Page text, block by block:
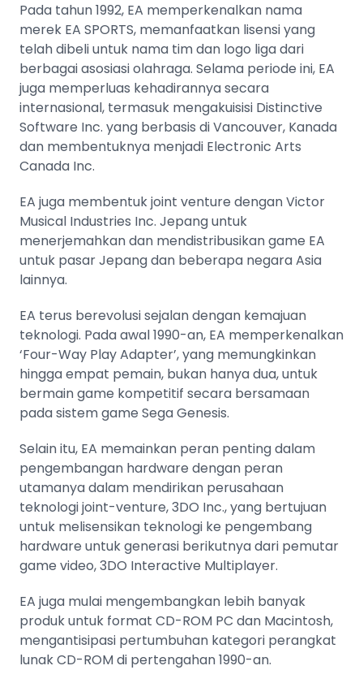
Pada tahun 1992, EA memperkenalkan nama
merek EA SPORTS, memanfaatkan lisensi yang
telah dibeli untuk nama tim dan logo liga dari
berbagai asosiasi olahraga. Selama periode ini, EA
juga memperluas kehadirannya secara
internasional, termasuk mengakuisisi Distinctive
Software Inc. yang berbasis di Vancouver, Kanada
dan membentuknya menjadi Electronic Arts
Canada Inc.
EA juga membentuk joint venture dengan Victor
Musical Industries Inc. Jepang untuk
menerjemahkan dan mendistribusikan game EA
untuk pasar Jepang dan beberapa negara Asia
lainnya​​.
EA terus berevolusi sejalan dengan kemajuan
teknologi. Pada awal 1990-an, EA memperkenalkan
‘Four-Way Play Adapter’, yang memungkinkan
hingga empat pemain, bukan hanya dua, untuk
bermain game kompetitif secara bersamaan
pada sistem game Sega Genesis.
Selain itu, EA memainkan peran penting dalam
pengembangan hardware dengan peran
utamanya dalam mendirikan perusahaan
teknologi joint-venture, 3DO Inc., yang bertujuan
untuk melisensikan teknologi ke pengembang
hardware untuk generasi berikutnya dari pemutar
game video, 3DO Interactive Multiplayer.
EA juga mulai mengembangkan lebih banyak
produk untuk format CD-ROM PC dan Macintosh,
mengantisipasi pertumbuhan kategori perangkat
lunak CD-ROM di pertengahan 1990-an​​.